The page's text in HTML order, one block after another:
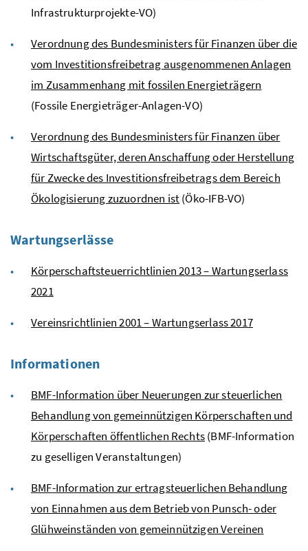
Infrastrukturprojekte-VO)
Verordnung des Bundesministers für Finanzen über die
vom Investitionsfreibetrag ausgenommenen Anlagen
im Zusammenhang mit fossilen Energieträgern
(Fossile Energieträger-Anlagen-VO)
Verordnung des Bundesministers für Finanzen über
Wirtschaftsgüter, deren Anschaffung oder Herstellung
für Zwecke des Investitionsfreibetrags dem Bereich
Ökologisierung zuzuordnen ist(Öko-IFB-VO)
Wartungserlässe
Körperschaftsteuerrichtlinien 2013 – Wartungserlass
2021
Vereinsrichtlinien 2001 – Wartungserlass 2017
Informationen
BMF-Information über Neuerungen zur steuerlichen
Behandlung von gemeinnützigen Körperschaften und
Körperschaften öffentlichen Rechts(BMF-Information
zu geselligen Veranstaltungen)
BMF-Information zur ertragsteuerlichen Behandlung
von Einnahmen aus dem Betrieb von Punsch- oder
Glühweinständen von gemeinnützigen Vereinen